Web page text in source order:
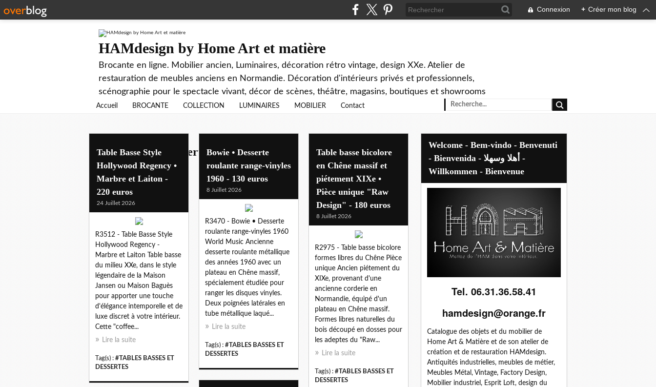
Connexion + Créer mon blog
HAMdesign by Home Art et matière
Brocante en ligne. Mobilier ancien, Luminaires, décoration rétro vintage, design XXe. Atelier de
restauration de meubles anciens en Normandie. Décoration d'intérieurs privés et professionnels,
scénographie pour le spectacle vivant, décor de scènes, théâtre, magasins, boutiques et showrooms
Accueil BROCANTE COLLECTION LUMINAIRES MOBILIER Contact
tables basses et dessertes
Table Basse Style
Hollywood Regency •
Marbre et Laiton -
220 euros
24 Juillet 2026
R3512 - Table Basse Style
Hollywood Regency -
Marbre et Laiton Table basse
du milieu XXe, dans le style
légendaire de la Maison
Jansen ou Maison Baguès
pour apporter une touche
d'élégance intemporelle et de
luxe discret à votre intérieur.
Cette "coffee...
Lire la suite
Tag(s) : #TABLES BASSES ET
DESSERTES
Bowie • Desserte
roulante range-vinyles
1960 - 130 euros
8 Juillet 2026
R3470 - Bowie • Desserte
roulante range-vinyles 1960
World Music Ancienne
desserte roulante métallique
des années 1960 avec un
plateau en Chêne massif,
spécialement étudiée pour
ranger les disques vinyles.
Deux poignées latérales en
tube métallique laqué...
Lire la suite
Tag(s) : #TABLES BASSES ET
DESSERTES
Table basse bicolore
en Chêne massif et
piétement XIXe •
Pièce unique "Raw
Design" - 180 euros
8 Juillet 2026
R2975 - Table basse bicolore
formes libres du Chêne Pièce
unique Ancien piétement du
XIXe, provenant d'une
ancienne corderie en
Normandie, équipé d'un
plateau en Chêne massif.
Formes libres naturelles du
bois découpé en dosses pour
les adeptes du "Raw...
Lire la suite
Tag(s) : #TABLES BASSES ET
DESSERTES
Welcome - Bem-vindo - Benvenuti
- Bienvenida - أهلا وسهلا -
Willkommen - Bienvenue
Tel. 06.31.36.58.41
hamdesign@orange.fr
Catalogue des objets et du mobilier de
Home Art & Matière et de son atelier de
création et de restauration HAMdesign.
Antiquités industrielles, meubles de métier,
Meubles Métal, Vintage, Factory Design,
Mobilier industriel, Esprit Loft, design du